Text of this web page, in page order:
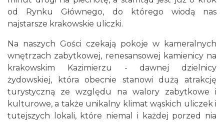
od Rynku Głównego, do którego wiodą nas
najstarsze krakowskie uliczki.
Na naszych Gości czekają pokoje w kameralnych
wnętrzach zabytkowej, renesansowej kamienicy na
krakowskim Kazimierzu - dawnej dzielnicy
żydowskiej, która obecnie stanowi dużą atrakcję
turystyczną ze względu na walory zabytkowe i
kulturowe, a także unikalny klimat wąskich uliczek i
tutejszych lokali, które niemal i każdej porzed nia